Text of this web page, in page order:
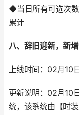
◆当日所有可选次
累计
八、辞旧迎新，新
上线时间：02月10
更新说明：02月10
统，该系统由【时